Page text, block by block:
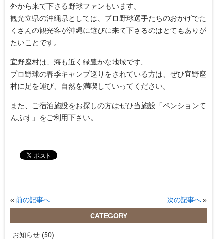
外から来て下さる野球ファンもいます。
観光立県の沖縄県としては、プロ野球選手たちのおかげでた
くさんの観光客が沖縄に遊びに来て下さるのはとてもありが
たいことです。
宜野座村は、海も近く緑豊かな地域です。
プロ野球の春季キャンプ巡りをされている方は、ぜひ宜野座
村に足を運び、自然を満喫していってください。
また、ご宿泊施設をお探しの方はぜひ当施設「ペンションて
んぷす」をご利用下さい。
« 前の記事へ 次の記事へ »
CATEGORY
お知らせ (50)